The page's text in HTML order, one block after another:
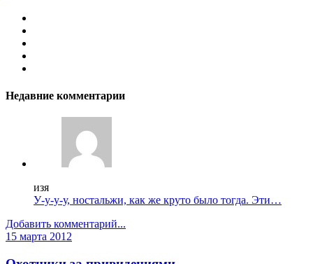
Недавние комментарии
изя
У-у-у-у, ностальжи, как же круто было тогда. Эти…
Добавить комментарий...
15 марта 2012